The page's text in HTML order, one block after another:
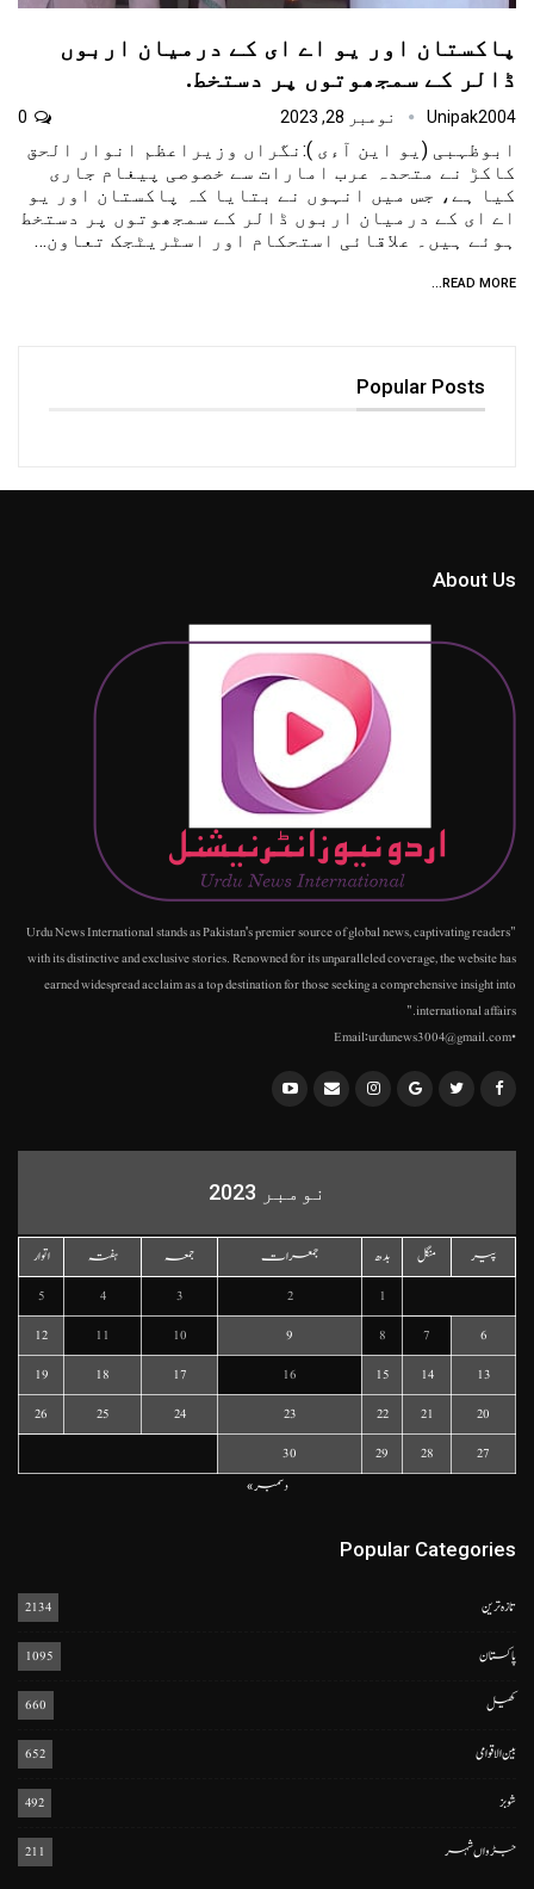
پاکستان اور یو اے ای کے درمیان اربوں
ڈالر کے سمجھوتوں پر دستخط.
Unipak2004 نومبر 28, 2023
ابوظہبی (یو این آءی ):نگراں وزیراعظم انوار الحق
کاکڑ نے متحدہ عرب امارات سے خصوصی پیغام جاری
کیا ہے، جس میں انہوں نے بتایا کہ پاکستان اور یو
اے ای کے درمیان اربوں ڈالر کے سمجھوتوں پر دستخط
ہوئے ہیں۔ علاقائی استحکام اور اسٹریٹجک تعاون…
READ MORE...
Popular Posts
About Us
"Urdu News International stands as Pakistan's premier source of global news, captivating readers
with its distinctive and exclusive stories. Renowned for its unparalleled coverage, the website has
earned widespread acclaim as a top destination for those seeking a comprehensive insight into
international affairs."
•Email:urdunews3004@gmail.com
نومبر 2023
پیر منگل بدھ جمعرات جمعہ ہفتہ
اتوار
1
2
3
4
5
6
7
8
9
10
11
12
13
14
15
16
17
18
19
20
21
22
23
24
25
26
27
28
29
30
دسمبر »
Popular Categories
تازہ ترین 2134
پاکستان 1095
کھیل 660
بین الاقوامی 652
شوبز 492
جڑواں شہر 211